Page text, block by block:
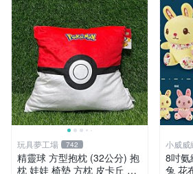
玩具夢工場 742
精靈球 方型抱枕 (32公分) 抱
枕 娃娃 椅墊 方枕 皮卡丘 神
小威威
直營)
8吋氨
兔 花